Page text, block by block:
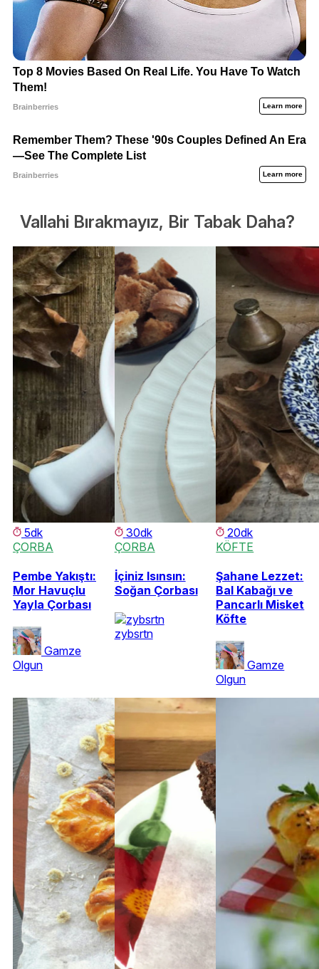
Vallahi Bırakmayız, Bir Tabak Daha?
5dk
ÇORBA
Pembe Yakıştı:
Mor Havuçlu
Yayla Çorbası
Gamze
Olgun
30dk
ÇORBA
İçiniz Isınsın:
Soğan Çorbası
zybsrtn
20dk
KÖFTE
Şahane Lezzet:
Bal Kabağı ve
Pancarlı Misket
Köfte
Gamze
Olgun